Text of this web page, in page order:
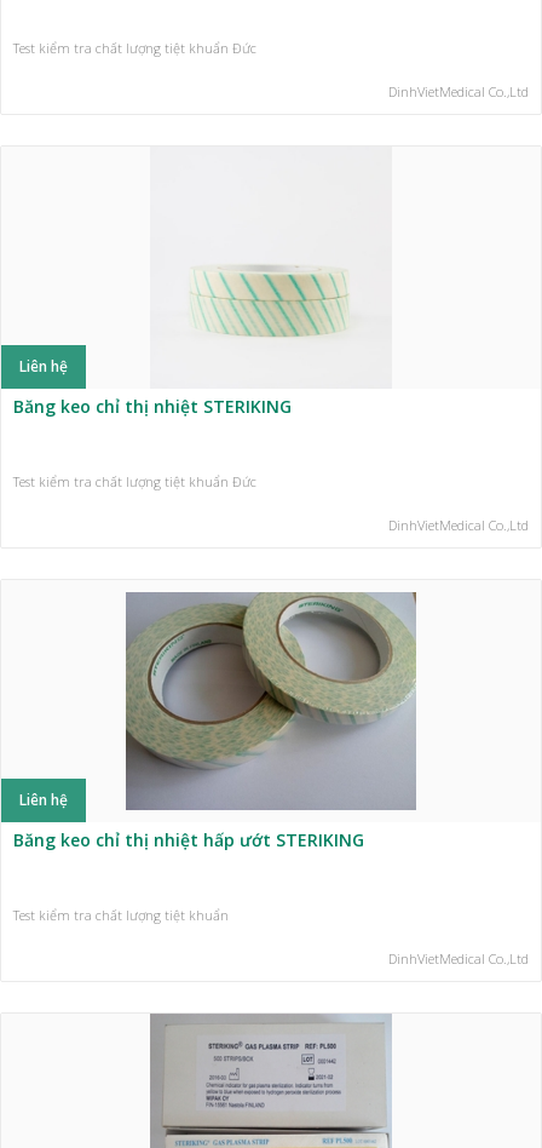
Test kiểm tra chất lượng tiệt khuẩn Đức
DinhVietMedical Co.,Ltd
Liên hệ
Băng keo chỉ thị nhiệt STERIKING
Test kiểm tra chất lượng tiệt khuẩn Đức
DinhVietMedical Co.,Ltd
Liên hệ
Băng keo chỉ thị nhiệt hấp ướt STERIKING
Test kiểm tra chất lượng tiệt khuẩn
DinhVietMedical Co.,Ltd